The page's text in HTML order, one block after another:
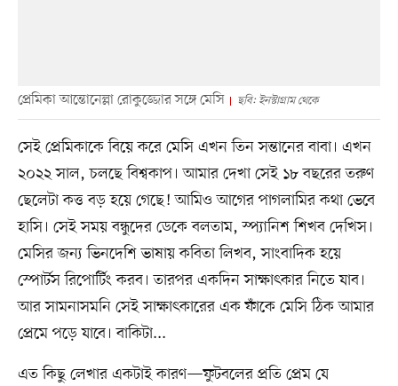
প্রেমিকা আন্তোনেল্লা রোকুজ্জোর সঙ্গে মেসি ছবি: ইনস্টাগ্রাম থেকে
সেই প্রেমিকাকে বিয়ে করে মেসি এখন তিন সন্তানের বাবা। এখন
২০২২ সাল, চলছে বিশ্বকাপ। আমার দেখা সেই ১৮ বছরের তরুণ
ছেলেটা কত্ত বড় হয়ে গেছে! আমিও আগের পাগলামির কথা ভেবে
হাসি। সেই সময় বন্ধুদের ডেকে বলতাম, স্প্যানিশ শিখব দেখিস।
মেসির জন্য ভিনদেশি ভাষায় কবিতা লিখব, সাংবাদিক হয়ে
স্পোর্টস রিপোর্টিং করব। তারপর একদিন সাক্ষাৎকার নিতে যাব।
আর সামনাসমনি সেই সাক্ষাৎকারের এক ফাঁকে মেসি ঠিক আমার
প্রেমে পড়ে যাবে। বাকিটা...
এত কিছু লেখার একটাই কারণ—ফুটবলের প্রতি প্রেম যে